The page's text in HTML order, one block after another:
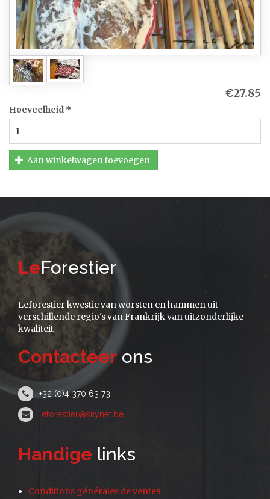
€27.85
Hoeveelheid *
Aan winkelwagen toevoegen
LeForestier
Leforestier kwestie van worsten en hammen uit
verschillende regio's van Frankrijk van uitzonderlijke
kwaliteit
Contacteerons
+32 (0)4 370 63 73
leforestier@skynet.be
Handige links
Conditions générales de ventes